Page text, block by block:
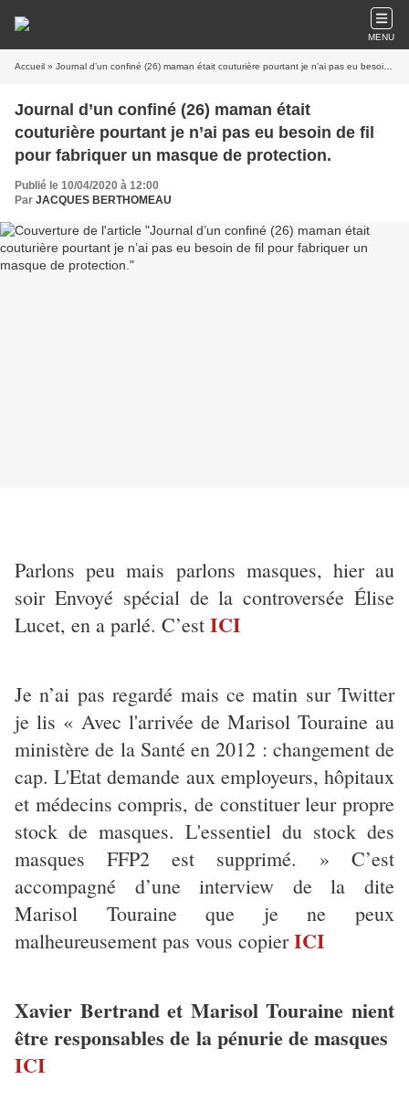
MENU
Accueil » Journal d’un confiné (26) maman était couturière pourtant je n’ai pas eu besoin de fil pour fabriquer un masque de protection.
Journal d’un confiné (26) maman était
couturière pourtant je n’ai pas eu besoin de fil
pour fabriquer un masque de protection.
Publié le 10/04/2020 à 12:00
Par JACQUES BERTHOMEAU
Parlons peu mais parlons masques, hier au
soir Envoyé spécial de la controversée Élise
Lucet, en a parlé. C’est ICI
Je n’ai pas regardé mais ce matin sur Twitter
je lis « Avec l'arrivée de Marisol Touraine au
ministère de la Santé en 2012 : changement de
cap. L'Etat demande aux employeurs, hôpitaux
et médecins compris, de constituer leur propre
stock de masques. L'essentiel du stock des
masques FFP2 est supprimé. » C’est
accompagné d’une interview de la dite
Marisol Touraine que je ne peux
malheureusement pas vous copierICI
Xavier Bertrand et Marisol Touraine nient
être responsables de la pénurie de masques
ICI